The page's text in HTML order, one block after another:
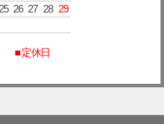
25 26 27 28 29
■ 定休日